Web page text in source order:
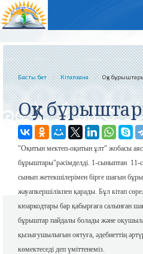
Басты бет Кітапхана Оқу
Оқу
"Оқитын мектеп-оқитын ұлт" жобасы
бұрыштары"рәсімделді. 1-сыныптан 11-
сынып жетекшілерімен бірге шағын
жауапкершілікпен қарады. Бұл кітап
кюаркодтары бар қабырғаға салынған
бұрыштар пайдалы болады және
қызығушылығын оятуға, әдебиеттің
көмектеседі деп үміттенеміз.